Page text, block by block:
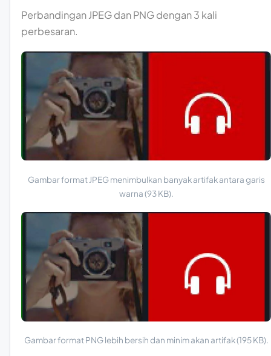
Perbandingan JPEG dan PNG dengan 3 kali
perbesaran.
Gambar format JPEG menimbulkan banyak artifak antara garis
warna (93 KB).
Gambar format PNG lebih bersih dan minim akan artifak (195 KB).